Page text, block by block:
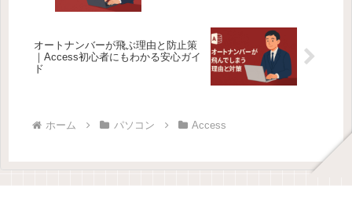
オートナンバーが飛ぶ理由と防止策
｜Access初心者にもわかる安心ガイ
ド
ホーム パソコン Access